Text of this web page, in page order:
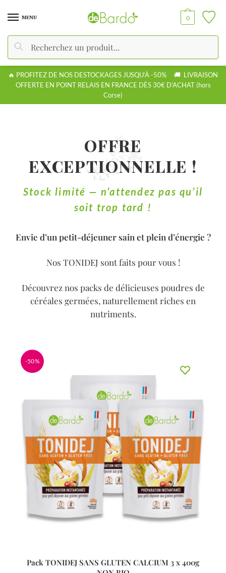
MENU
Recherche
0
🔥 PROFITEZ DE NOS DESTOCKAGES JUSQU’À -50% 🚚 LIVRAISON
OFFERTE EN POINT RELAIS EN FRANCE DÈS 30€ D’ACHAT (hors
Corse)
-50%
Pack TONIDEJ SANS GLUTEN CALCIUM 3 x 400g
OFFRE
EXCEPTIONNELLE !
Stock limité — n’attendez pas qu’il
soit trop tard !
Envie d’un petit-déjeuner sain et plein d’énergie ?
Nos TONIDEJ sont faits pour vous !
Découvrez nos packs de délicieuses poudres de
céréales germées, naturellement riches en
nutriments.